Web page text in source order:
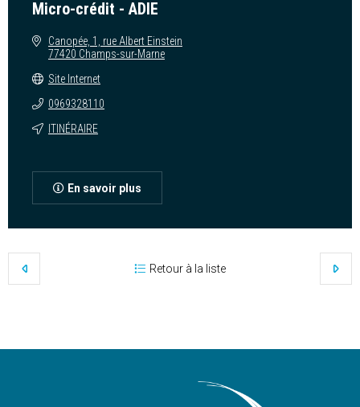
Micro-crédit - ADIE
Canopée, 1, rue Albert Einstein
77420 Champs-sur-Marne
Site Internet
0969328110
ITINÉRAIRE
En savoir plus
Retour à la liste